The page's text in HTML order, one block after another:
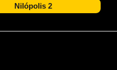
Nilópolis 2